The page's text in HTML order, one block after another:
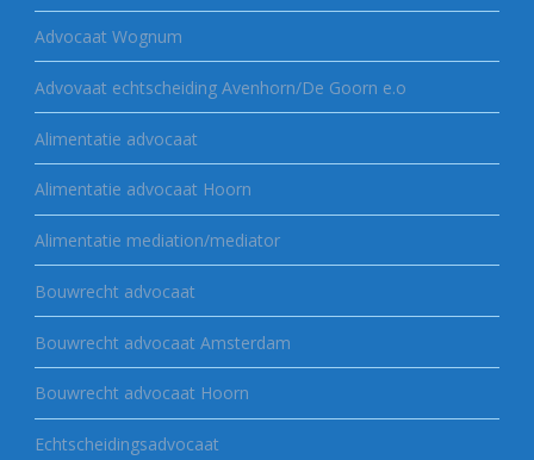
Advocaat Wognum
Advovaat echtscheiding Avenhorn/De Goorn e.o
Alimentatie advocaat
Alimentatie advocaat Hoorn
Alimentatie mediation/mediator
Bouwrecht advocaat
Bouwrecht advocaat Amsterdam
Bouwrecht advocaat Hoorn
Echtscheidingsadvocaat